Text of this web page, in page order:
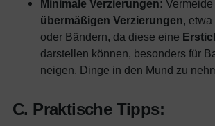
Minimale Verzierungen:
übermäßigen Verzierungen,
oder Bändern, da diese eine
darstellen können, besonders für
neigen, Dinge in den Mund zu
C. Praktische Tipps: